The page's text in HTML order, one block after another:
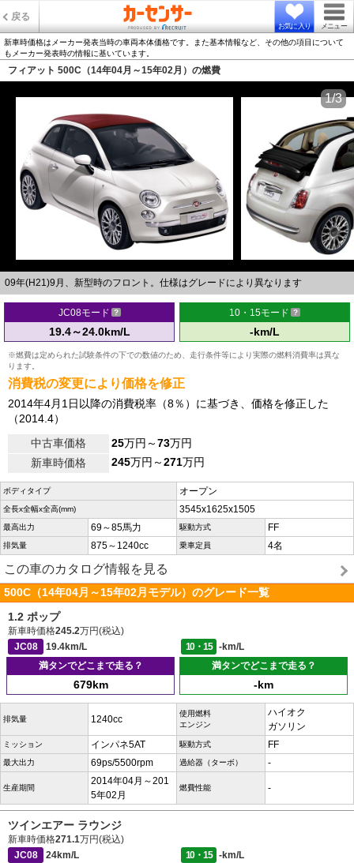
戻る
お気に入り メニュー
新車時価格はメーカー発表当時の車両本体価格です。また基本情報など、その他の項目について
もメーカー発表時の情報に基いています。
フィアット 500C（14年04月～15年02月）の燃費
09年(H21)9月、新型時のフロント。仕様はグレードにより異なります
1/3
JC08モード
19.4～24.0km/L
10・15モード
-km/L
※燃費は定められた試験条件の下での数値のため、走行条件等により実際の燃料消費率は異な
ります。
消費税の変更により価格を修正
2014年4月1日以降の消費税率（8％）に基づき、価格を修正した
（2014.4）
中古車価格
25万円～73万円
新車時価格
245万円～271万円
ボディタイプ オープン
全長x全幅x全高(mm) 3545x1625x1505
最高出力 69～85馬力 駆動方式 FF
排気量 875～1240cc 乗車定員 4名
この車のカタログ情報を見る
500C（14年04月～15年02月モデル）のグレード一覧
1.2 ポップ
新車時価格245.2万円(税込)
JC08
19.4km/L 10・15
-km/L
満タンでどこまで走る？
679km
満タンでどこまで走る？
-km
排気量 1240cc
使用燃料
エンジン
ハイオク
ガソリン
ミッション インパネ5AT 駆動方式 FF
最大出力 69ps/5500rpm 過給器（ターボ） -
生産期間
2014年04月～201
5年02月
燃費性能 -
ツインエアー ラウンジ
新車時価格271.1万円(税込)
JC08
24km/L 10・15
-km/L